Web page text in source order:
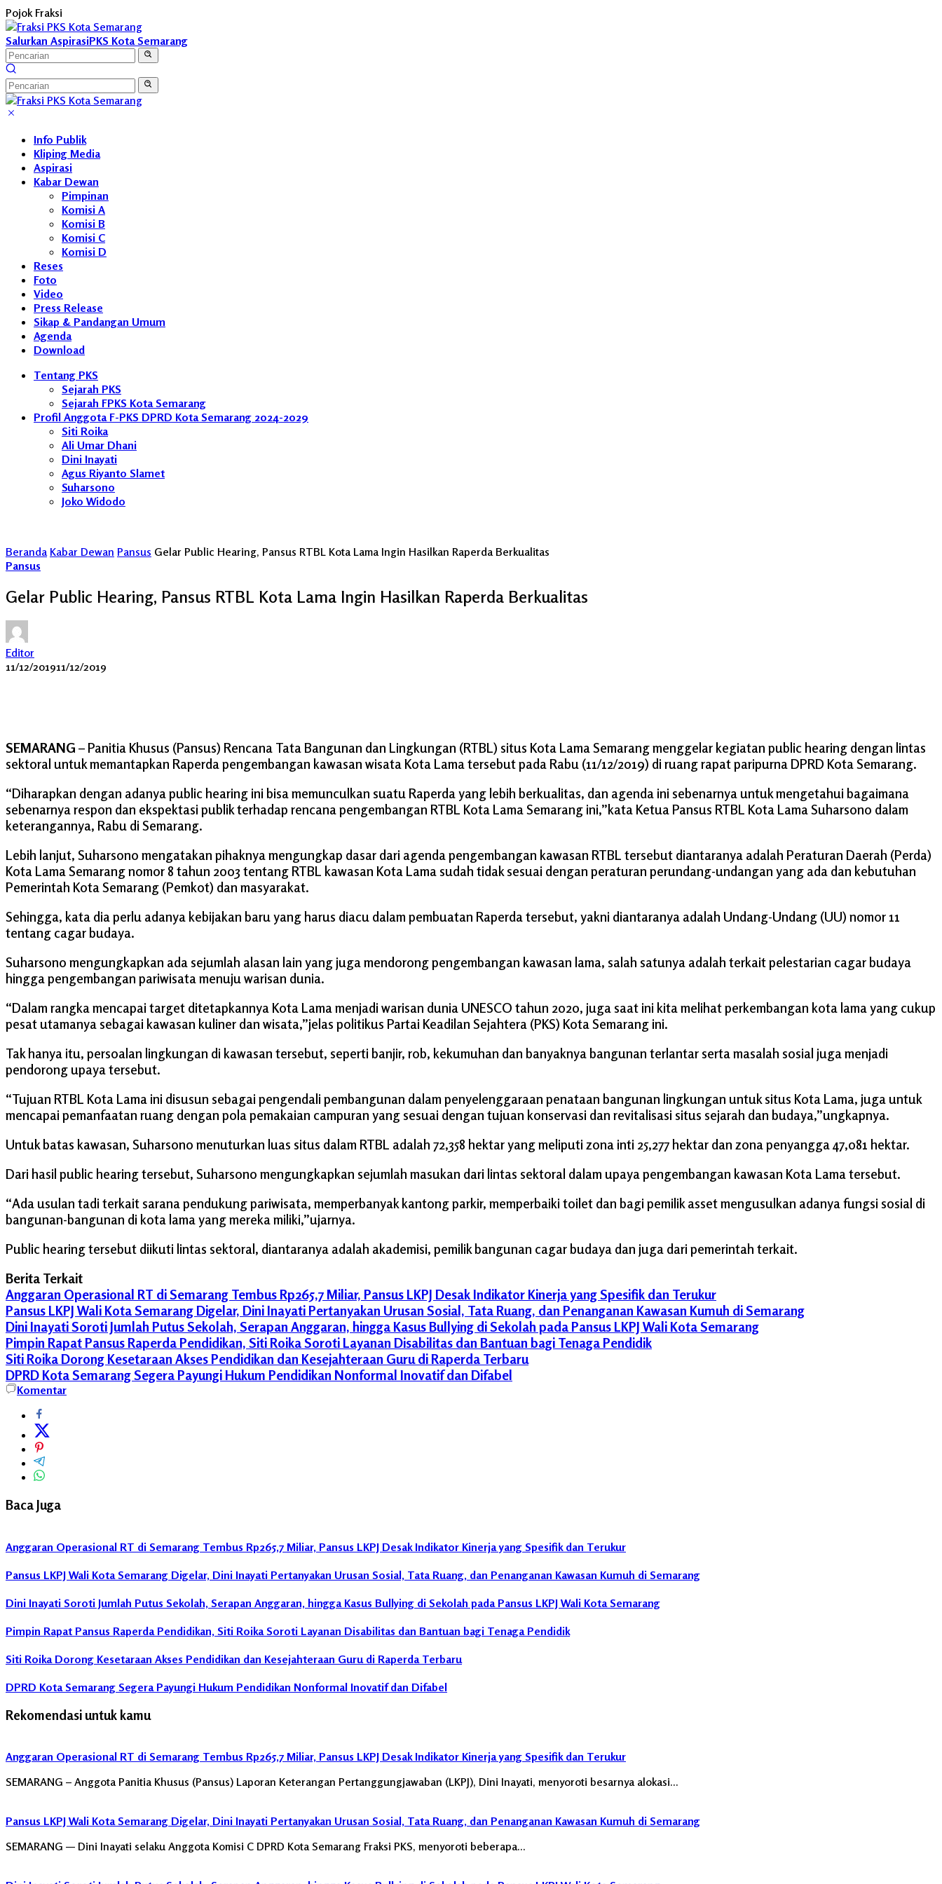
Langsung
ke
konten
Pojok Fraksi
Salurkan AspirasiPKS Kota Semarang
Info Publik
Kliping Media
Aspirasi
Kabar Dewan
Pimpinan
Komisi A
Komisi B
Komisi C
Komisi D
Reses
Foto
Video
Press Release
Sikap & Pandangan Umum
Agenda
Download
Tentang PKS
Sejarah PKS
Sejarah FPKS Kota Semarang
Profil Anggota F-PKS DPRD Kota Semarang 2024-2029
Siti Roika
Ali Umar Dhani
Dini Inayati
Agus Riyanto Slamet
Suharsono
Joko Widodo
Beranda Kabar Dewan Pansus Gelar Public Hearing, Pansus RTBL Kota Lama Ingin Hasilkan Raperda Berkualitas
Pansus
Gelar Public Hearing, Pansus RTBL Kota Lama Ingin Hasilkan Raperda Berkualitas
Editor
11/12/201911/12/2019
SEMARANG – Panitia Khusus (Pansus) Rencana Tata Bangunan dan Lingkungan (RTBL) situs Kota Lama Semarang menggelar kegiatan public hearing dengan lintas
sektoral untuk memantapkan Raperda pengembangan kawasan wisata Kota Lama tersebut pada Rabu (11/12/2019) di ruang rapat paripurna DPRD Kota Semarang.
“Diharapkan dengan adanya public hearing ini bisa memunculkan suatu Raperda yang lebih berkualitas, dan agenda ini sebenarnya untuk mengetahui bagaimana
sebenarnya respon dan ekspektasi publik terhadap rencana pengembangan RTBL Kota Lama Semarang ini,”kata Ketua Pansus RTBL Kota Lama Suharsono dalam
keterangannya, Rabu di Semarang.
Lebih lanjut, Suharsono mengatakan pihaknya mengungkap dasar dari agenda pengembangan kawasan RTBL tersebut diantaranya adalah Peraturan Daerah (Perda)
Kota Lama Semarang nomor 8 tahun 2003 tentang RTBL kawasan Kota Lama sudah tidak sesuai dengan peraturan perundang-undangan yang ada dan kebutuhan
Pemerintah Kota Semarang (Pemkot) dan masyarakat.
Sehingga, kata dia perlu adanya kebijakan baru yang harus diacu dalam pembuatan Raperda tersebut, yakni diantaranya adalah Undang-Undang (UU) nomor 11
tentang cagar budaya.
Suharsono mengungkapkan ada sejumlah alasan lain yang juga mendorong pengembangan kawasan lama, salah satunya adalah terkait pelestarian cagar budaya
hingga pengembangan pariwisata menuju warisan dunia.
“Dalam rangka mencapai target ditetapkannya Kota Lama menjadi warisan dunia UNESCO tahun 2020, juga saat ini kita melihat perkembangan kota lama yang cukup
pesat utamanya sebagai kawasan kuliner dan wisata,”jelas politikus Partai Keadilan Sejahtera (PKS) Kota Semarang ini.
Tak hanya itu, persoalan lingkungan di kawasan tersebut, seperti banjir, rob, kekumuhan dan banyaknya bangunan terlantar serta masalah sosial juga menjadi
pendorong upaya tersebut.
“Tujuan RTBL Kota Lama ini disusun sebagai pengendali pembangunan dalam penyelenggaraan penataan bangunan lingkungan untuk situs Kota Lama, juga untuk
mencapai pemanfaatan ruang dengan pola pemakaian campuran yang sesuai dengan tujuan konservasi dan revitalisasi situs sejarah dan budaya,”ungkapnya.
Untuk batas kawasan, Suharsono menuturkan luas situs dalam RTBL adalah 72,358 hektar yang meliputi zona inti 25,277 hektar dan zona penyangga 47,081 hektar.
Dari hasil public hearing tersebut, Suharsono mengungkapkan sejumlah masukan dari lintas sektoral dalam upaya pengembangan kawasan Kota Lama tersebut.
“Ada usulan tadi terkait sarana pendukung pariwisata, memperbanyak kantong parkir, memperbaiki toilet dan bagi pemilik asset mengusulkan adanya fungsi sosial di
bangunan-bangunan di kota lama yang mereka miliki,”ujarnya.
Public hearing tersebut diikuti lintas sektoral, diantaranya adalah akademisi, pemilik bangunan cagar budaya dan juga dari pemerintah terkait.
Berita Terkait
Anggaran Operasional RT di Semarang Tembus Rp265,7 Miliar, Pansus LKPJ Desak Indikator Kinerja yang Spesifik dan Terukur
Pansus LKPJ Wali Kota Semarang Digelar, Dini Inayati Pertanyakan Urusan Sosial, Tata Ruang, dan Penanganan Kawasan Kumuh di Semarang
Dini Inayati Soroti Jumlah Putus Sekolah, Serapan Anggaran, hingga Kasus Bullying di Sekolah pada Pansus LKPJ Wali Kota Semarang
Pimpin Rapat Pansus Raperda Pendidikan, Siti Roika Soroti Layanan Disabilitas dan Bantuan bagi Tenaga Pendidik
Siti Roika Dorong Kesetaraan Akses Pendidikan dan Kesejahteraan Guru di Raperda Terbaru
DPRD Kota Semarang Segera Payungi Hukum Pendidikan Nonformal Inovatif dan Difabel
Kota
RTBL
Suharsono
Komentar
Baca Juga
Anggaran Operasional RT di Semarang Tembus Rp265,7 Miliar, Pansus LKPJ Desak Indikator Kinerja yang Spesifik dan Terukur
Pansus LKPJ Wali Kota Semarang Digelar, Dini Inayati Pertanyakan Urusan Sosial, Tata Ruang, dan Penanganan Kawasan Kumuh di Semarang
Dini Inayati Soroti Jumlah Putus Sekolah, Serapan Anggaran, hingga Kasus Bullying di Sekolah pada Pansus LKPJ Wali Kota Semarang
Pimpin Rapat Pansus Raperda Pendidikan, Siti Roika Soroti Layanan Disabilitas dan Bantuan bagi Tenaga Pendidik
Siti Roika Dorong Kesetaraan Akses Pendidikan dan Kesejahteraan Guru di Raperda Terbaru
DPRD Kota Semarang Segera Payungi Hukum Pendidikan Nonformal Inovatif dan Difabel
Rekomendasi untuk kamu
Anggaran Operasional RT di Semarang Tembus Rp265,7 Miliar, Pansus LKPJ Desak Indikator Kinerja yang Spesifik dan Terukur
SEMARANG – Anggota Panitia Khusus (Pansus) Laporan Keterangan Pertanggungjawaban (LKPJ), Dini Inayati, menyoroti besarnya alokasi…
Pansus LKPJ Wali Kota Semarang Digelar, Dini Inayati Pertanyakan Urusan Sosial, Tata Ruang, dan Penanganan Kawasan Kumuh di Semarang
SEMARANG — Dini Inayati selaku Anggota Komisi C DPRD Kota Semarang Fraksi PKS, menyoroti beberapa…